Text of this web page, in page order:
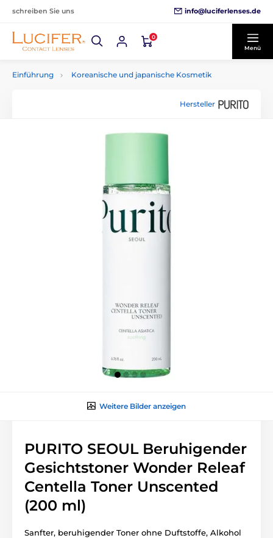
schreiben Sie uns info@luciferlenses.de
0
Menü
Einführung Koreanische und japanische Kosmetik
Hersteller
Weitere Bilder anzeigen
PURITO SEOUL Beruhigender
Gesichtstoner Wonder Releaf
Centella Toner Unscented
(200 ml)
Sanfter, beruhigender Toner ohne Duftstoffe, Alkohol